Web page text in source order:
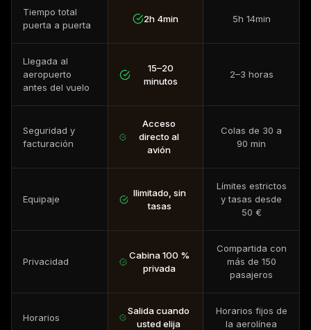
Tiempo total
puerta a puerta
2h 4min 5h 14min
Llegada al
aeropuerto
antes del vuelo
15–20
minutos
2–3 horas
Seguridad y
facturación
Acceso
directo al
avión
Colas de 30 a
90 min
Equipaje
Ilimitado, sin
tasas
Límites estrictos
y tasas desde
50 €
Privacidad
Cabina 100 %
privada
Compartida con
más de 150
pasajeros
Horarios
Salida cuando
usted elija
Horarios fijos de
la aerolínea